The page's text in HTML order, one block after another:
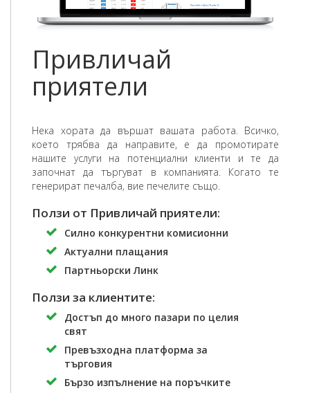
Привличай
приятели
Нека хората да вършат вашата работа. Всичко,
което трябва да направите, е да промотирате
нашите услуги на потенциални клиенти и те да
започнат да търгуват в компанията. Когато те
генерират печалба, вие печелите също.
Ползи от Привличай приятели:
Силно конкурентни комисионни
Актуални плащания
Партньорски Линк
Ползи за клиентите:
Достъп до много пазари по целия
свят
Превъзходна платформа за
търговия
Бързо изпълнение на поръчките